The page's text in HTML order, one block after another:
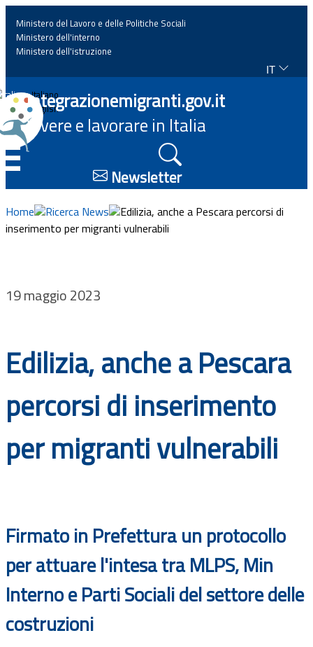
Home
News
Approfondimenti
Eventi
Progetti
Bandi
Guide
Ministero del Lavoro e delle Politiche Sociali
Ministero dell'interno
Ministero dell'istruzione
IT
Italiano
English
Integrazionemigranti.gov.it
Vivere e lavorare in Italia
Newsletter
Home Ricerca News
Edilizia, anche a Pescara percorsi di
inserimento per migranti vulnerabili
19 maggio 2023
Edilizia, anche a Pescara
percorsi di inserimento
per migranti vulnerabili
Firmato in Prefettura un protocollo
per attuare l'intesa tra MLPS, Min
Interno e Parti Sociali del settore delle
costruzioni